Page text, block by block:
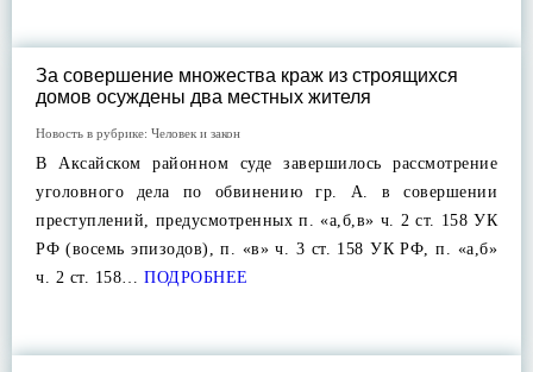
За совершение множества краж из строящихся
домов осуждены два местных жителя
Новость в рубрике: Человек и закон
В Аксайском районном суде завершилось рассмотрение
уголовного дела по обвинению гр. А. в совершении
преступлений, предусмотренных п. «а,б,в» ч. 2 ст. 158 УК
РФ (восемь эпизодов), п. «в» ч. 3 ст. 158 УК РФ, п. «а,б»
ч. 2 ст. 158… ПОДРОБНЕЕ